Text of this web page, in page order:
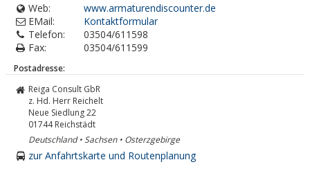
Web:
www.armaturendiscounter.de
EMail:
Kontaktformular
Telefon:
03504/611598
Fax:
03504/611599
Postadresse:
Reiga Consult GbR
z. Hd. Herr Reichelt
Neue Siedlung 22
01744 Reichstädt
Deutschland • Sachsen • Osterzgebirge
zur Anfahrtskarte und Routenplanung